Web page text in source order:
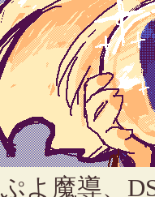
ぷよ魔導、